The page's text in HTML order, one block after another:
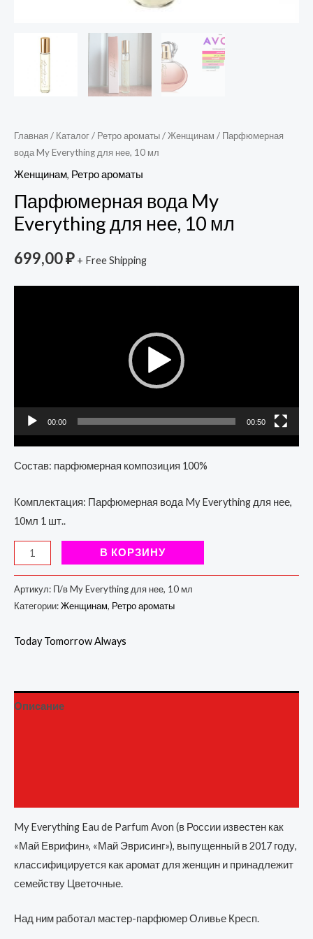
Главная / Каталог/ Ретро ароматы/Женщинам / Парфюмерная
вода My Everything для нее, 10 мл
Женщинам, Ретро ароматы
Парфюмерная вода My
Everything для нее, 10 мл
699,00₽ + Free Shipping
00:00 00:50
Состав: парфюмерная композиция 100%
Комплектация: Парфюмерная вода My Everything для нее,
10мл 1 шт..
В КОРЗИНУ
Артикул: П/в My Everything для нее, 10 мл
Категории:Женщинам, Ретро ароматы
Today Tomorrow Always
Описание
My Everything Eau de Parfum Avon (в России известен как
«Май Еврифин», «Май Эврисинг»), выпущенный в 2017 году,
классифицируется как аромат для женщин и принадлежит
семейству Цветочные.
Над ним работал мастер-парфюмер Оливье Кресп.